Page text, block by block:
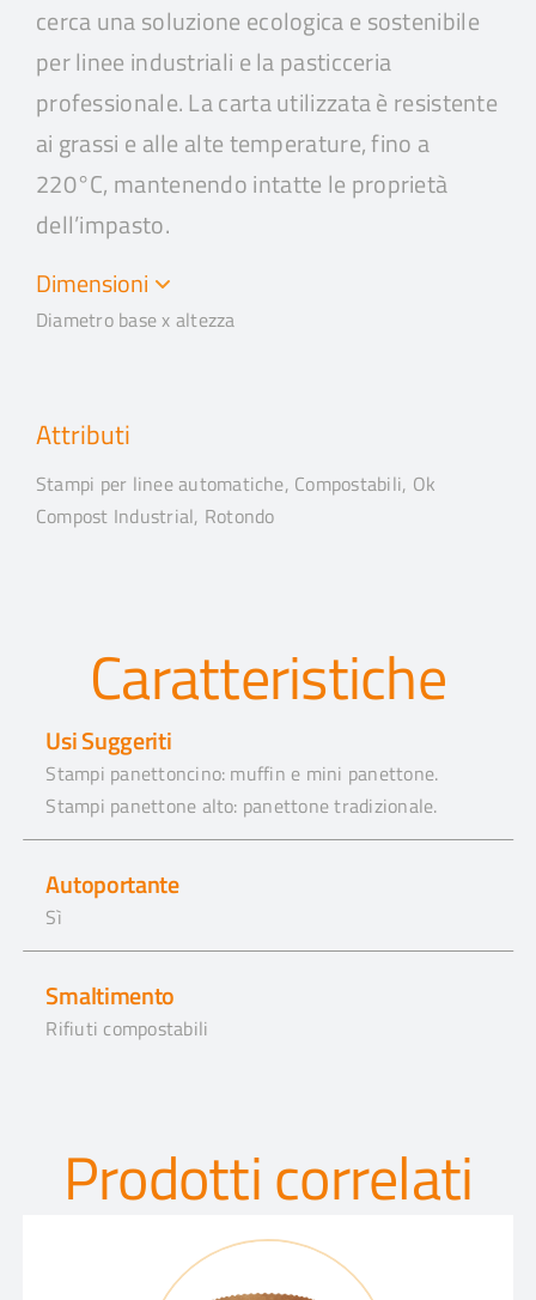
cerca una soluzione ecologica e sostenibile
per linee industriali e la pasticceria
professionale. La carta utilizzata è resistente
ai grassi e alle alte temperature, fino a
220°C, mantenendo intatte le proprietà
dell’impasto.
Dimensioni
Diametro base x altezza
Attributi
Stampi per linee automatiche, Compostabili, Ok
Compost Industrial, Rotondo
Caratteristiche
Usi Suggeriti
Stampi panettoncino: muffin e mini panettone.
Stampi panettone alto: panettone tradizionale.
Autoportante
Sì
Smaltimento
Rifiuti compostabili
Prodotti correlati